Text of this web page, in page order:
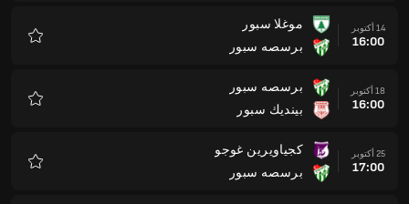
14 أكتوبر
16:00
موغلا سبور
برسصه سبور
18 أكتوبر
16:00
برسصه سبور
بينديك سبور
25 أكتوبر
17:00
كجياويرين غوجو
برسصه سبور